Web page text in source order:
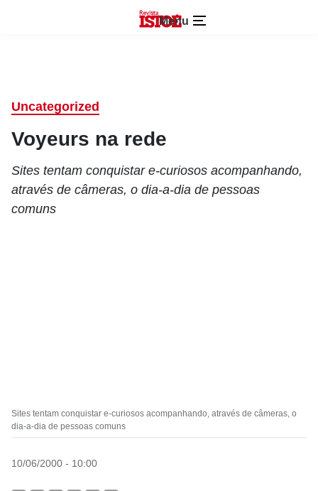
Menu
Uncategorized
Voyeurs na rede
Sites tentam conquistar e-curiosos acompanhando,
através de câmeras, o dia-a-dia de pessoas
comuns
Sites tentam conquistar e-curiosos acompanhando, através de câmeras, o
dia-a-dia de pessoas comuns
10/06/2000 - 10:00